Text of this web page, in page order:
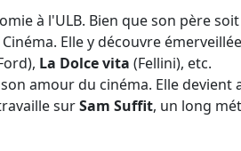
à l'ULB. Bien que son père
Elle y découvre
La Dolce vita (Fellini), etc.
amour du cinéma. Elle
surSam Suffit, un long